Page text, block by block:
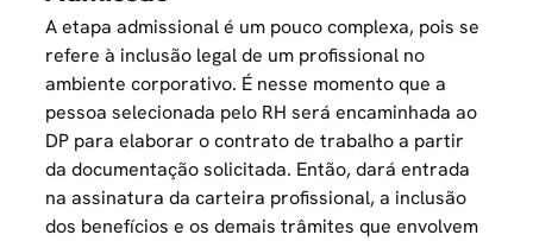
A etapa admissional é um pouco complexa, pois se
refere à inclusão legal de um profissional no
ambiente corporativo. É nesse momento que a
pessoa selecionada pelo RH será encaminhada ao
DP para elaborar o contrato de trabalho a partir
da documentação solicitada. Então, dará entrada
na assinatura da carteira profissional, a inclusão
dos benefícios e os demais trâmites que envolvem